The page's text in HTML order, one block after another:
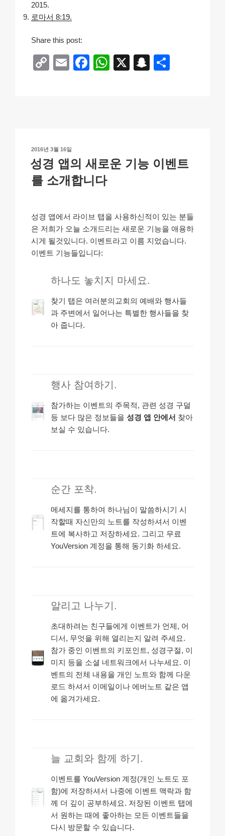
2015.
로마서 8:19.
Share this post:
C
n
k
E
F
o
k
W
p
X
S
at
작
성
일
자
2016년 3월 16일
성경 앱의 새로운 기능 이벤트
를 소개합니다
성경 앱에서 라이브 탭을 사용하신적이 있는 분들
은 저희가 오늘 소개드리는 새로운 기능을 애용하
시게 될것있니다. 이벤트라고 이름 지었습니다.
이벤트 기능들입니다:
하나도 놓치지 마세요.
찾기 탭은 여러분의교회의 예배와 행사들
과 주변에서 일어나는 특별한 행사들을 찾
아 줍니다.
행사 참여하기.
참가하는 이벤트의 주목적, 관련 성경 구덜
등 보다 많은 정보들을 성경 앱 안에서 찾아
보실 수 있습니다.
순간 포착.
메세지를 통하여 하나님이 말씀하시기 시
작할때 자신만의 노트를 작성하셔서 이벤
트에 복사하고 저장하세요. 그리고 무료
YouVersion 계정을 통해 동기화 하세요.
알리고 나누기.
초대하려는 친구들에게 이벤트가 언제, 어
디서, 무엇을 위해 열리는지 알려 주세요.
참가 중인 이벤트의 키포인트, 성경구절, 이
미지 등을 소셜 네트워크에서 나누세요. 이
벤트의 전체 내용을 개인 노트와 함께 다운
로드 하셔서 이메일이나 에버노트 같은 앱
에 옮겨가세요.
늘 교회와 함께 하기.
이벤트를 YouVersion 계정(개인 노트도 포
함)에 저장하셔서 나중에 이벤트 맥락과 함
께 더 깊이 공부하세요. 저장된 이벤트 탭에
서 원하는 때에 좋아하는 모든 이벤트들을
다시 방문할 수 있습니다.